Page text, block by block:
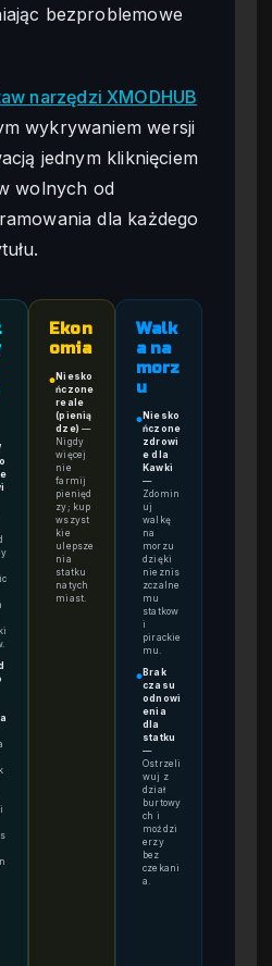
bezproblemowe
narzędzi XMODHUB
wykrywaniem wersji
jednym kliknięciem
wolnych od
dla każdego
Ekon
omia
● Niesko
ńczone
reale
(pienią
dze) —
Nigdy
więcej
nie
farmij
pienięd
zy; kup
wszyst
kie
ulepsze
nia
statku
natych
miast.
Walk
a na
morz
u
● Niesko
ńczone
zdrowi
e dla
Kawki
—
Zdomin
uj
walkę
na
morzu
dzięki
nieznis
zczalne
mu
statkow
i
pirackie
mu.
● Brak
czasu
odnowi
enia
dla
statku
—
Ostrzeli
wuj z
dział
burtowy
ch i
moździ
erzy
bez
czekani
a.